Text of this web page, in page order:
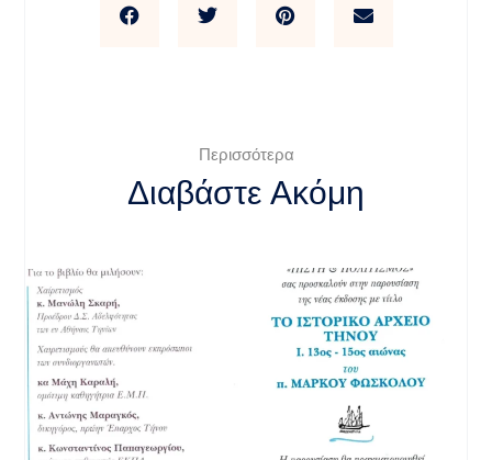
Περισσότερα
Διαβάστε Ακόμη